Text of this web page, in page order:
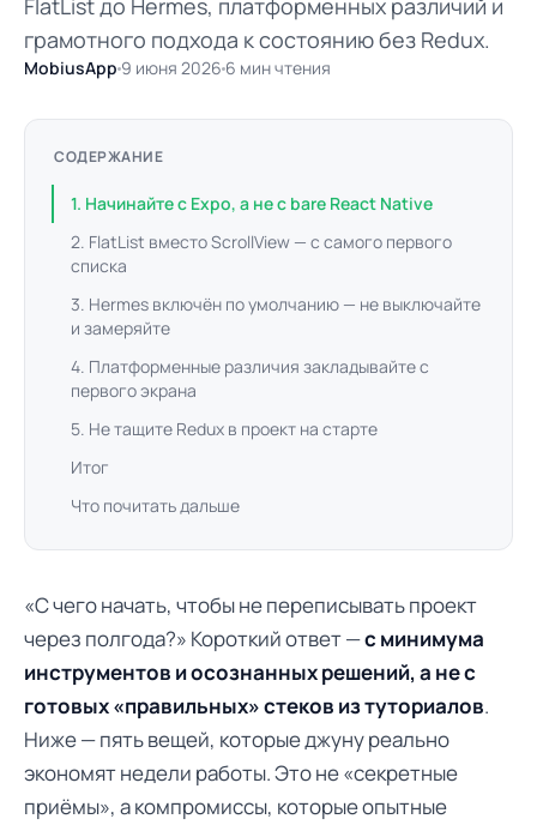
FlatList до Hermes, платформенных различий и
грамотного подхода к состоянию без Redux.
MobiusApp 9 июня 2026 6 мин чтения
СОДЕРЖАНИЕ
1. Начинайте с Expo, а не с bare React Native
2. FlatList вместо ScrollView — с самого первого
списка
3. Hermes включён по умолчанию — не выключайте
и замеряйте
4. Платформенные различия закладывайте с
первого экрана
5. Не тащите Redux в проект на старте
Итог
Что почитать дальше
«С чего начать, чтобы не переписывать проект
через полгода?» Короткий ответ —с минимума
инструментов и осознанных решений, а не с
готовых «правильных» стеков из туториалов.
Ниже — пять вещей, которые джуну реально
экономят недели работы. Это не «секретные
приёмы», а компромиссы, которые опытные